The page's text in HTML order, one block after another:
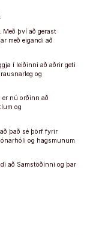
Með því að gerast
með eigandi að
í leiðinni að aðrir geti
og
nú orðinn að
og
það sé þörf fyrir
og hagsmunum
að Samstöðinni og þar